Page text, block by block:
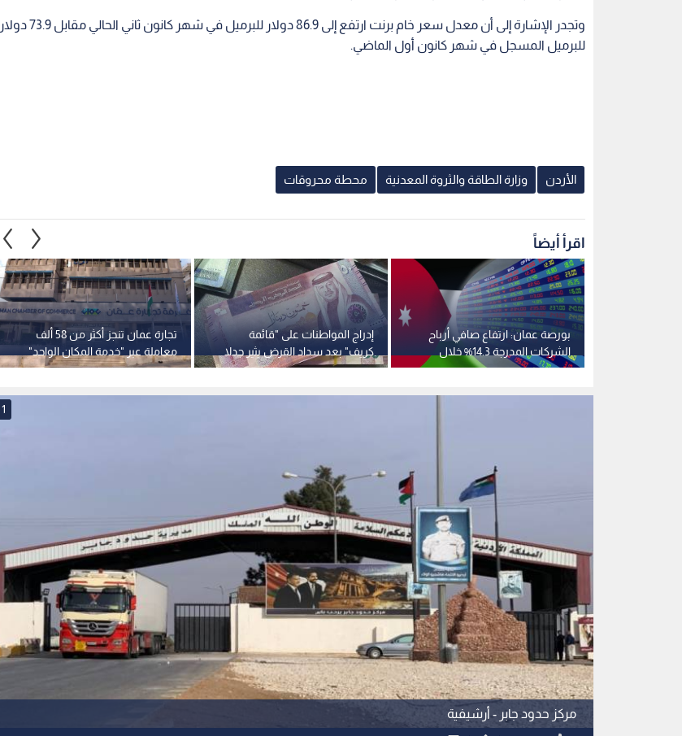
وتجدر الإشارة إلى أن معدل سعر خام برنت ارتفع إلى 86.9 دولار للبرميل في شهر كانون ثاني الحالي مقابل 73.9 دولار
للبرميل المسجل في شهر كانون أول الماضي.
الأردن وزارة الطاقة والثروة المعدنية محطة محروقات
اقرأ أيضاً
تجارة عمان تنجز أكثر من 58 ألف
معاملة عبر "خدمة المكان الواحد"
بالربع الثاني من 2026
إدراج المواطنات على "قائمة
كريف" بعد سداد القرض يثير جدلا
حول المغارم المالية ومسؤولية
بورصة عمان: ارتفاع صافي أرباح
الشركات المدرجة 14.3% خلال
النصف الأول من 2026
مركز حدود جابر - أرشيفية
1